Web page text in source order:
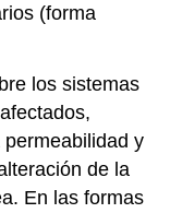
(forma
los sistemas
y
de la
En las formas